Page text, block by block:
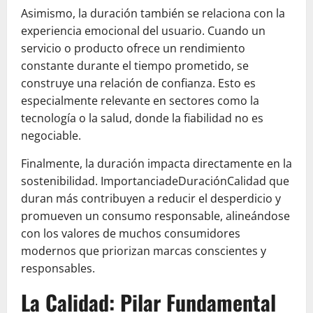
Asimismo, la duración también se relaciona con la
experiencia emocional del usuario. Cuando un
servicio o producto ofrece un rendimiento
constante durante el tiempo prometido, se
construye una relación de confianza. Esto es
especialmente relevante en sectores como la
tecnología o la salud, donde la fiabilidad no es
negociable.
Finalmente, la duración impacta directamente en la
sostenibilidad. ImportanciadeDuraciónCalidad que
duran más contribuyen a reducir el desperdicio y
promueven un consumo responsable, alineándose
con los valores de muchos consumidores
modernos que priorizan marcas conscientes y
responsables.
La Calidad: Pilar Fundamental